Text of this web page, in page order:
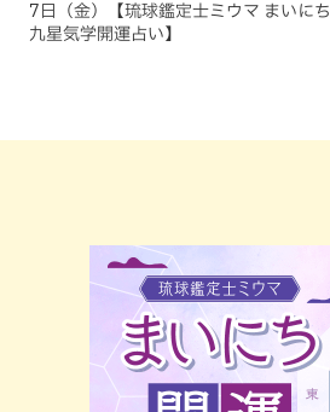
7日（金）【琉球鑑定士ミウマ まいにち
九星気学開運占い】